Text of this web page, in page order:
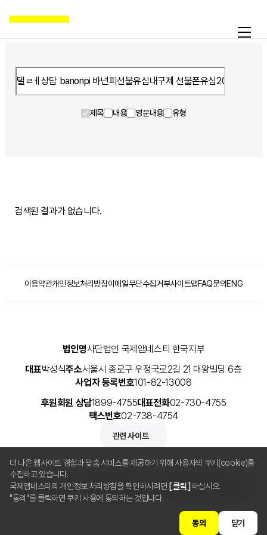
제목 내용 영문내용 유형
검색된 결과가 없습니다.
이용약관개인정보처리방침이메일무단수집거부사이트맵FAQ문의 ENG
법인명사단법인 국제앰네스티 한국지부
대표박성식주소서울시 종로구 우정국로2길 21 대왕빌딩 6층
사업자 등록번호101-82-13008
후원회원 상담1899-4755대표전화02-730-4755
팩스번호02-738-4754
관련 사이트
Copyright © 2025 사단법인 국제앰네스티 한국지부 All Rights Reserved.
더 나은 웹사이트 경험과 맞춤 서비스를 제공하기 위해 사용자의 쿠키(cookie)를
수집하고 있습니다.
국제앰네스티의 개인정보 처리방침을 확인하시려면 [ 클릭 ] 하십시오.
"동의"를 클릭하면 쿠키 사용에 동의하는 것입니다.
동의 닫기